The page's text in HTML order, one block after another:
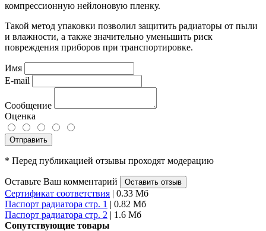
компрессионную нейлоновую пленку.
Такой метод упаковки позволил защитить радиаторы от пыли
и влажности, а также значительно уменьшить риск
повреждения приборов при транспортировке.
Имя
E-mail
Сообщение
Оценка
Отправить
* Перед публикацией отзывы проходят модерацию
Оставьте Ваш комментарий Оставить отзыв
Сертификат соответствия | 0.33 Мб
Паспорт радиатора стр. 1 | 0.82 Мб
Паспорт радиатора стр. 2 | 1.6 Мб
Сопутствующие товары